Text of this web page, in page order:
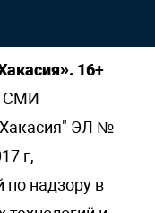
16+
СМИ
ЭЛ №
г,
надзору в